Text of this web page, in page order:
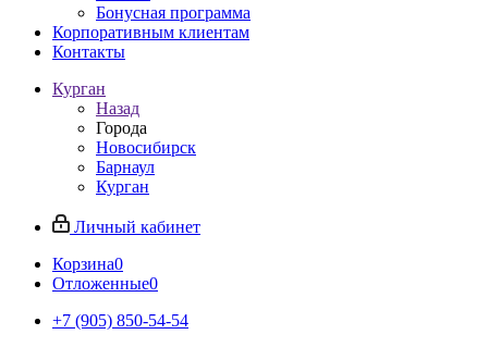
Бонусная программа
Корпоративным клиентам
Контакты
Курган
Назад
Города
Новосибирск
Барнаул
Курган
Личный кабинет
Корзина0
Отложенные0
+7 (905) 850-54-54